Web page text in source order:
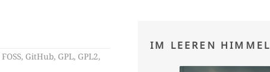
FOSS, GitHub, GPL, GPL2,
IM LEEREN HIMMEL